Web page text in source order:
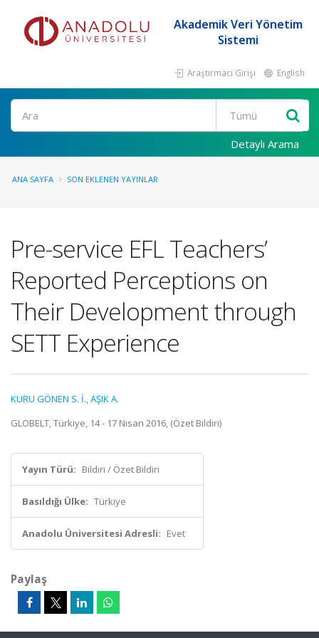
Akademik Veri Yönetim
Sistemi
Araştırmacı Girişi English
Ara
Detaylı Arama
ANA SAYFA SON EKLENEN YAYINLAR
Pre-service EFL Teachers’
Reported Perceptions on
Their Development through
SETT Experience
KURU GÖNEN S. İ.,AŞIK A.
GLOBELT, Türkiye, 14 - 17 Nisan 2016, (Özet Bildiri)
Yayın Türü: Bildiri / Özet Bildiri
Basıldığı Ülke: Türkiye
Anadolu Üniversitesi Adresli: Evet
Paylaş